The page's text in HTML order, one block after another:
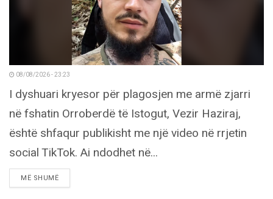
08/08/2026 - 23:23
I dyshuari kryesor për plagosjen me armë zjarri
në fshatin Orroberdë të Istogut, Vezir Haziraj,
është shfaqur publikisht me një video në rrjetin
social TikTok. Ai ndodhet në...
MË SHUMËDETAILS